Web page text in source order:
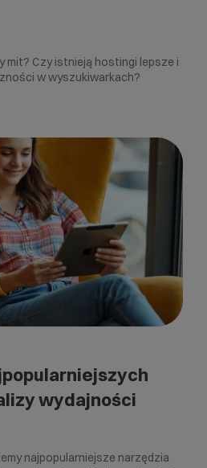
mit? Czy istnieją hostingi lepsze i
w wyszukiwarkach?
wydajności
najpopularniejsze narzędzia